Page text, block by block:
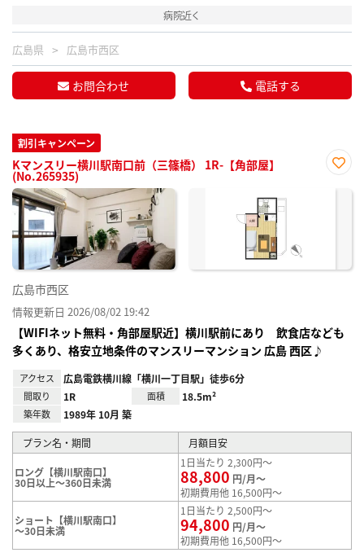
病院近く
広島県 広島市西区
お問合わせ 電話する
割引キャンペーン
Kマンスリー横川駅南口前（三篠橋） 1R-【角部屋】
(No.265935)
に入
広島市西区
情報更新日 2026/08/02 19:42
【WIFIネット無料・角部屋駅近】横川駅前にあり 飲食店なども
多くあり、格安立地条件のマンスリーマンション 広島 西区♪
アクセス 広島電鉄横川線「横川一丁目駅」徒歩6分
間取り 1R 面積 18.5m²
築年数 1989年 10月 築
プラン名・期間 月額目安
ロング【横川駅南口】
30日以上～360日未満
1日当たり 2,300円～
88,800 円/月～
初期費用他 16,500円～
ショート【横川駅南口】
～30日未満
1日当たり 2,500円～
94,800 円/月～
初期費用他 16,500円～